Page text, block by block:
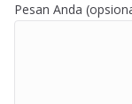
Pesan Anda